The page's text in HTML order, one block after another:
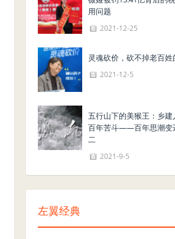
用问题
2021-12-25
灵魂砍价，砍不掉老百姓
2021-12-5
五行山下的美猴王：乡建
百年苦斗——百年思潮变
二
2021-9-5
左翼经典